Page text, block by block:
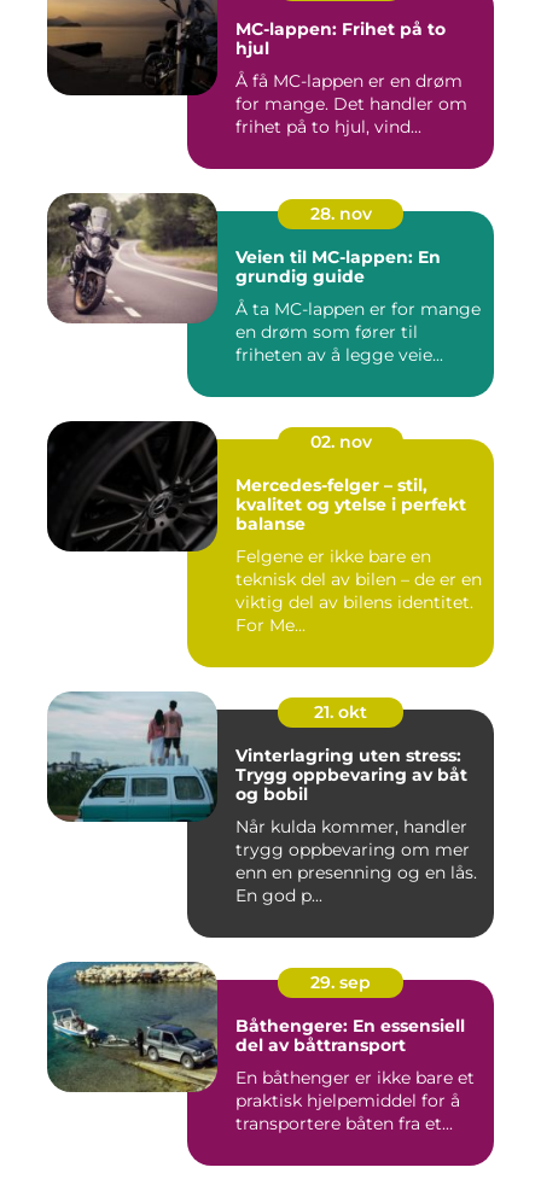
MC-lappen: Frihet på to
hjul
Å få MC-lappen er en drøm
for mange. Det handler om
frihet på to hjul, vind...
28. nov
Veien til MC-lappen: En
grundig guide
Å ta MC-lappen er for mange
en drøm som fører til
friheten av å legge veie...
02. nov
Mercedes-felger – stil,
kvalitet og ytelse i perfekt
balanse
Felgene er ikke bare en
teknisk del av bilen – de er en
viktig del av bilens identitet.
For Me...
21. okt
Vinterlagring uten stress:
Trygg oppbevaring av båt
og bobil
Når kulda kommer, handler
trygg oppbevaring om mer
enn en presenning og en lås.
En god p...
29. sep
Båthengere: En essensiell
del av båttransport
En båthenger er ikke bare et
praktisk hjelpemiddel for å
transportere båten fra et...